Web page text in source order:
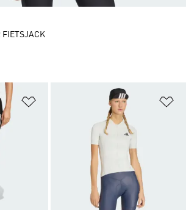
Op verlanglijst zetten
FIETSJACK